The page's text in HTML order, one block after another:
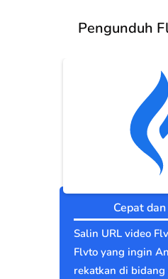
Pengunduh
Cepat
Salin URL video
Flvto yang ingin
rekatkan di